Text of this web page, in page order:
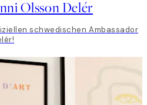
Olsson Delér
schwedischen Ambassador